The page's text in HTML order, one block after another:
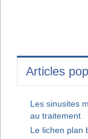
Articles
Les sinusites
au traitement
Le lichen plan